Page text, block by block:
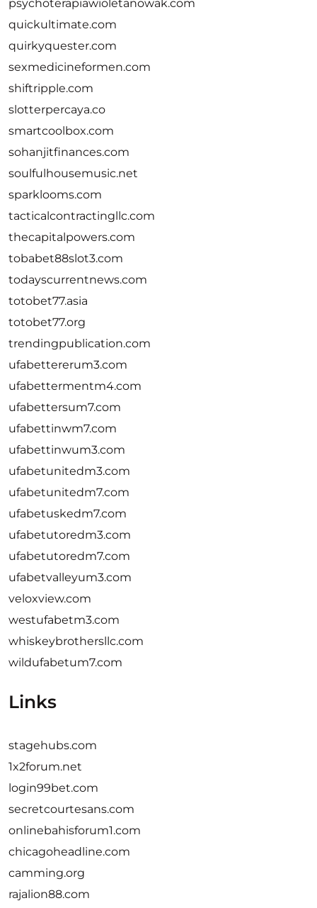
psychoterapiawioletanowak.com
quickultimate.com
quirkyquester.com
sexmedicineformen.com
shiftripple.com
slotterpercaya.co
smartcoolbox.com
sohanjitfinances.com
soulfulhousemusic.net
sparklooms.com
tacticalcontractingllc.com
thecapitalpowers.com
tobabet88slot3.com
todayscurrentnews.com
totobet77.asia
totobet77.org
trendingpublication.com
ufabettererum3.com
ufabettermentm4.com
ufabettersum7.com
ufabettinwm7.com
ufabettinwum3.com
ufabetunitedm3.com
ufabetunitedm7.com
ufabetuskedm7.com
ufabetutoredm3.com
ufabetutoredm7.com
ufabetvalleyum3.com
veloxview.com
westufabetm3.com
whiskeybrothersllc.com
wildufabetum7.com
Links
stagehubs.com
1x2forum.net
login99bet.com
secretcourtesans.com
onlinebahisforum1.com
chicagoheadline.com
camming.org
rajalion88.com